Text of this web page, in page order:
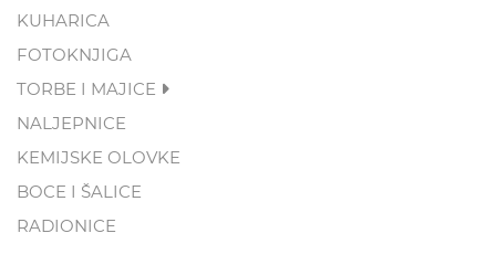
KUHARICA
FOTOKNJIGA
TORBE I MAJICE
NALJEPNICE
KEMIJSKE OLOVKE
BOCE I ŠALICE
RADIONICE